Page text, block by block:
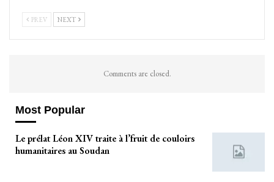
PREV NEXT
Comments are closed.
Most Popular
Le prélat Léon XIV traite à l’fruit de couloirs
humanitaires au Soudan